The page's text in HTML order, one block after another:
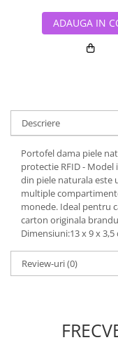
ADAUGA IN
Descriere
Portofel dama piele
protectie RFID -
din piele naturala este
multiple
monede. Ideal pentru
carton originala
Dimensiuni:13 x 9 x 3,5
Review-uri(0)